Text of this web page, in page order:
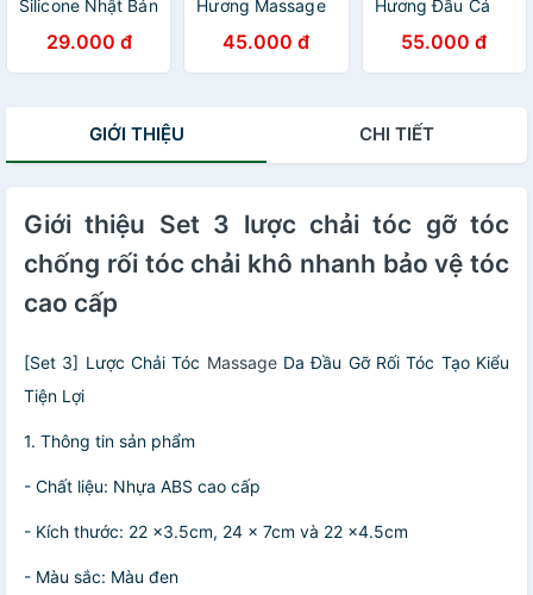
Silicone Nhật Bản
đầu - Giảm rụng
tóc - Kích thích
29.000 đ
Hương Massage
Gáy45.000 đ
Hương Đầu Cá
Kinh Tuyến, Da
Đầu
55.000 đ
GIỚI THIỆU CHI TIẾT
Giới thiệu Set 3 lược chải tóc gỡ tóc
chống rối tóc chải khô nhanh bảo vệ tóc
cao cấp
[Set 3] Lược Chải Tóc MassageDa Đầu Gỡ Rối Tóc Tạo Kiểu
Tiện Lợi
1. Thông tin sản phẩm
- Chất liệu: Nhựa ABS cao cấp
- Kích thước: 22 x3.5cm, 24 x 7cm và 22 x4.5cm
- Màu sắc: Màu đen